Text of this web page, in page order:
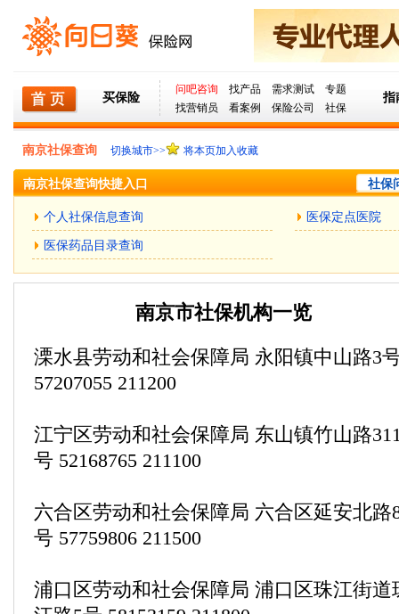
买保险
问吧咨询 找产品 需求测试
专题
找营销员
看案例 保险公司 社保
指
南京社保查询 切换城市>> 将本页加入收藏
南京社保查询快捷入口 社保
个人社保信息查询 医保定点医院
医保药品目录查询
南京市社保机构一览
溧水县劳动和社会保障局 永阳镇中山路3
57207055 211200
江宁区劳动和社会保障局 东山镇竹山路
号 52168765 211100
六合区劳动和社会保障局 六合区延安北路
号 57759806 211500
浦口区劳动和社会保障局 浦口区珠江街道